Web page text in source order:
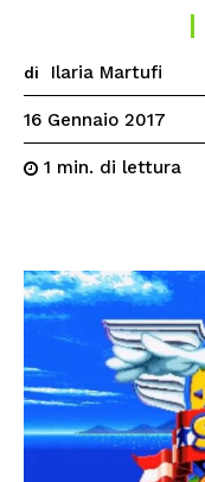
di Ilaria Martufi
16 Gennaio 2017
1 min. di lettura